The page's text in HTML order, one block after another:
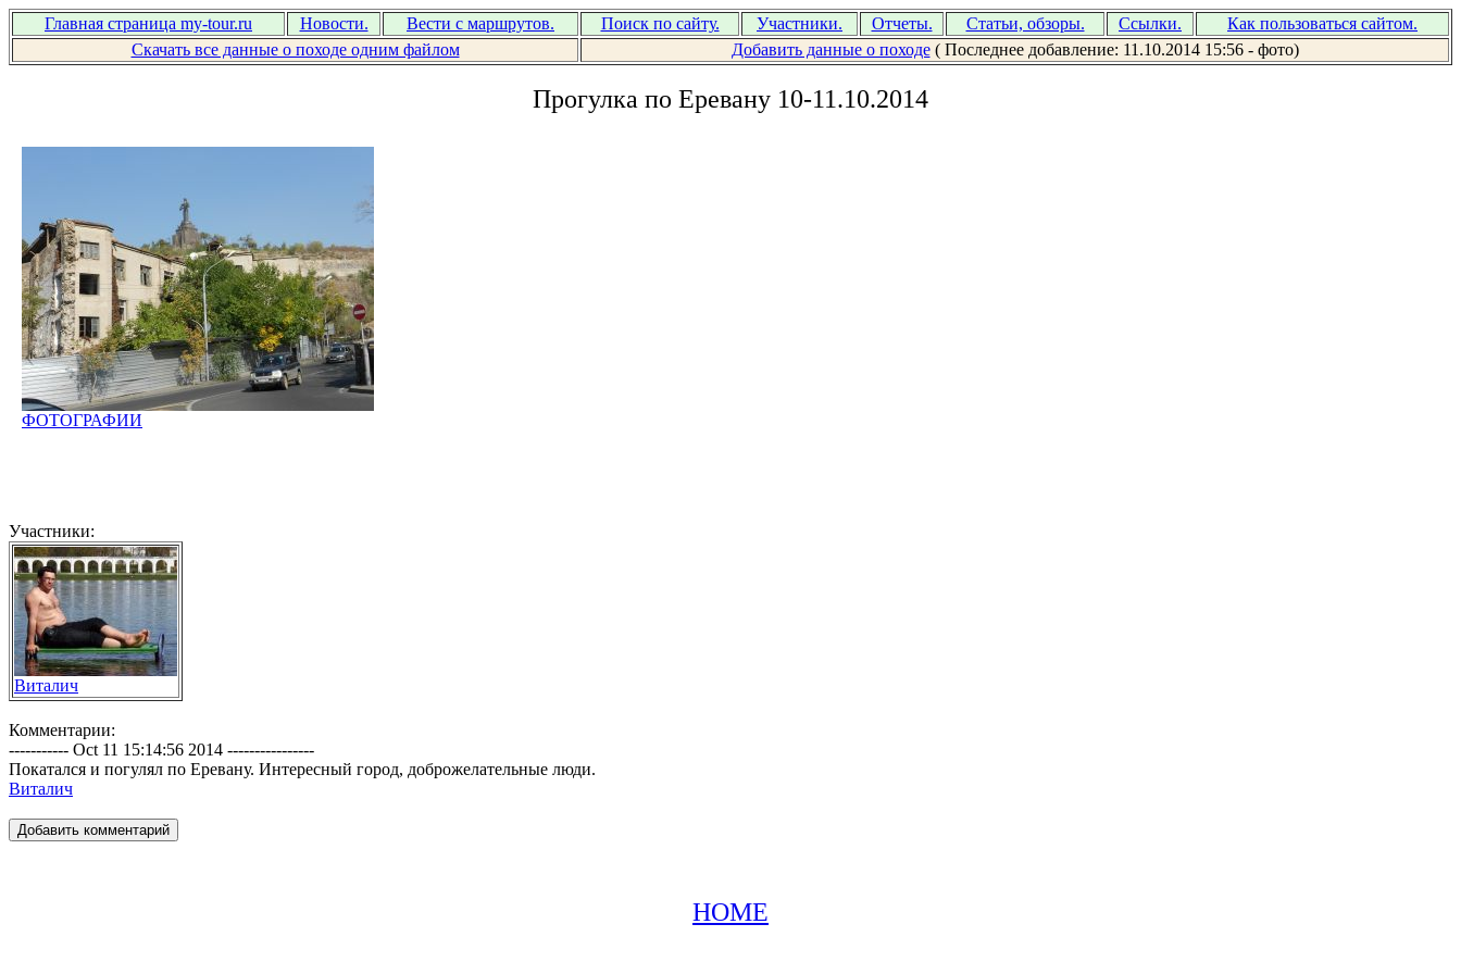
Главная страница my-tour.ru Новости. Вести с маршрутов. Поиск по сайту. Участники. Отчеты. Статьи, обзоры. Ссылки.
Как пользоваться сайтом.
Скачать все данные о походе одним файлом
Добавить данные о походе( Последнее добавление: 11.10.2014 15:56 - фото)
Прогулка по Еревану 10-11.10.2014
ФОТОГРАФИИ
Участники:
Виталич
Комментарии:
----------- Oct 11 15:14:56 2014 ----------------
Покатался и погулял по Еревану. Интересный город, доброжелательные люди.
Виталич
HOME